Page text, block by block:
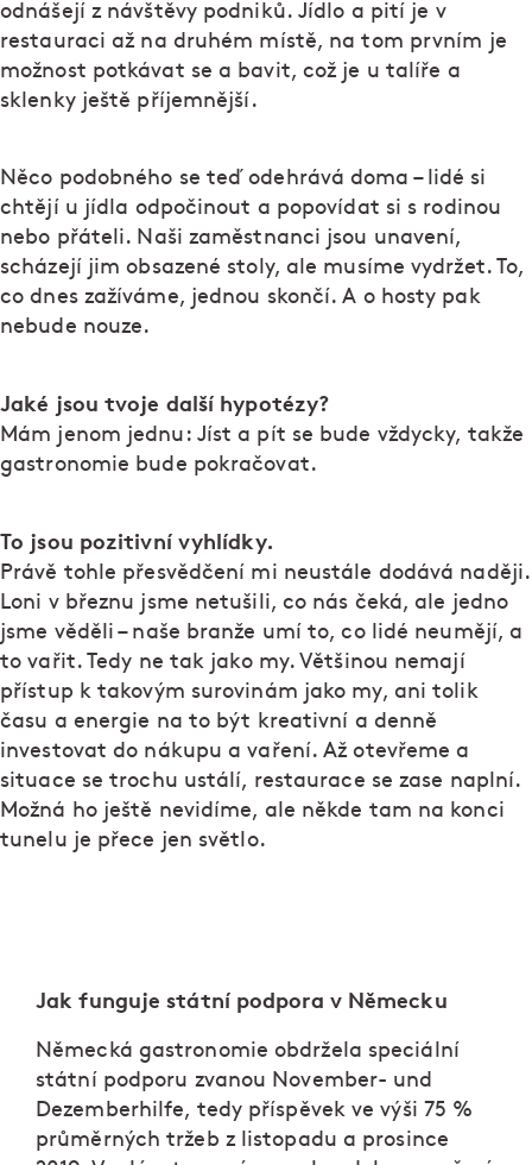
odnášejí z návštěvy podniků. Jídlo a pití je v
restauraci až na druhém místě, na tom prvním je
možnost potkávat se a bavit, což je u talíře a
sklenky ještě příjemnější.
Něco podobného se teď odehrává doma – lidé si
chtějí u jídla odpočinout a popovídat si s rodinou
nebo přáteli. Naši zaměstnanci jsou unavení,
scházejí jim obsazené stoly, ale musíme vydržet. To,
co dnes zažíváme, jednou skončí. A o hosty pak
nebude nouze.
Jaké jsou tvoje další hypotézy?
Mám jenom jednu: Jíst a pít se bude vždycky, takže
gastronomie bude pokračovat.
To jsou pozitivní vyhlídky.
Právě tohle přesvědčení mi neustále dodává naději.
Loni v březnu jsme netušili, co nás čeká, ale jedno
jsme věděli – naše branže umí to, co lidé neumějí, a
to vařit. Tedy ne tak jako my. Většinou nemají
přístup k takovým surovinám jako my, ani tolik
času a energie na to být kreativní a denně
investovat do nákupu a vaření. Až otevřeme a
situace se trochu ustálí, restaurace se zase naplní.
Možná ho ještě nevidíme, ale někde tam na konci
tunelu je přece jen světlo.
Jak funguje státní podpora v Německu
Německá gastronomie obdržela speciální
státní podporu zvanou November- und
Dezemberhilfe, tedy příspěvek ve výši 75 %
průměrných tržeb z listopadu a prosince